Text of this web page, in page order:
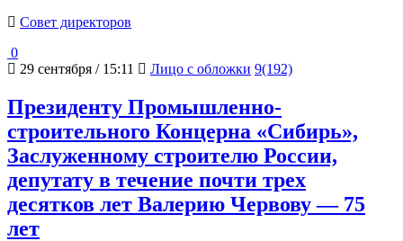
Cовет директоров
0
29 сентября / 15:11
Лицо с обложки 9(192)
Президенту Промышленно-
строительного Концерна «Сибирь»,
Заслуженному строителю России,
депутату в течение почти трех
десятков лет Валерию Червову — 75
лет